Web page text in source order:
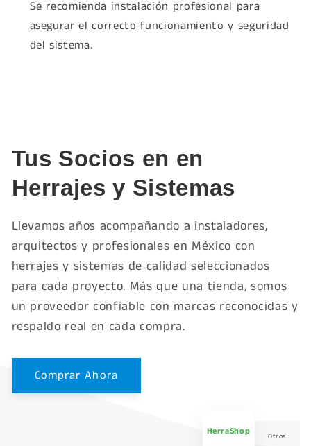
Se recomienda instalación profesional para
asegurar el correcto funcionamiento y seguridad
del sistema.
Tus Socios en en
Herrajes y Sistemas
Llevamos años acompañando a instaladores,
arquitectos y profesionales en México con
herrajes y sistemas de calidad seleccionados
para cada proyecto. Más que una tienda, somos
un proveedor confiable con marcas reconocidas y
respaldo real en cada compra.
Comprar Ahora
HerraShop Otros